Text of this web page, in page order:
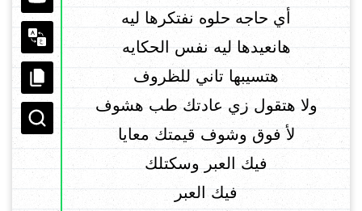
أي حاجه حلوه نفتكرها ليه
هانعيدها ليه نفس الحكايه
هتسيبها تاني للظروف
ولا هتقول زي عادتك طب هشوف
لأ فوق وشوف قيمتك معايا
فيك العبر وسكتلك
فيك العبر